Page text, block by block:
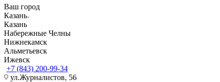
Ваш город
Казань
Казань
Набережные Челны
Нижнекамск
Альметьевск
Ижевск
+7 (843) 200-99-34
ул.Журналистов, 56